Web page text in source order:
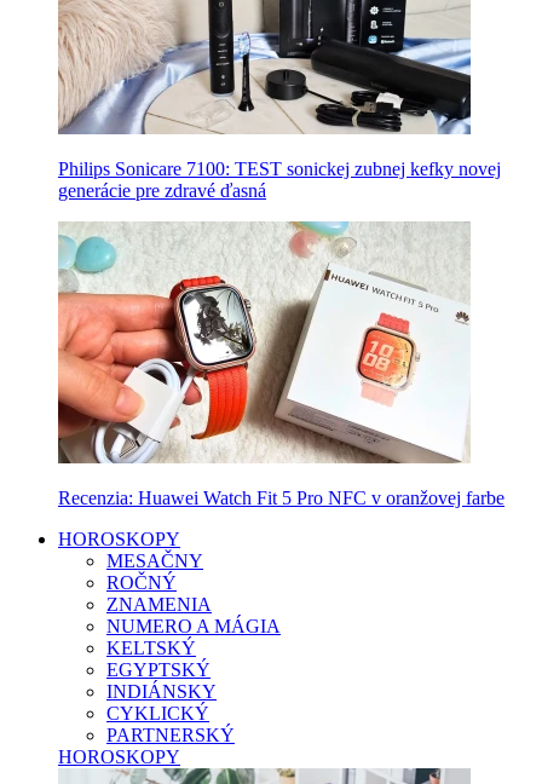
Philips Sonicare 7100: TEST sonickej zubnej kefky novej
generácie pre zdravé ďasná
Recenzia: Huawei Watch Fit 5 Pro NFC v oranžovej farbe
HOROSKOPY
MESAČNY
ROČNÝ
ZNAMENIA
NUMERO A MÁGIA
KELTSKÝ
EGYPTSKÝ
INDIÁNSKY
CYKLICKÝ
PARTNERSKÝ
HOROSKOPY